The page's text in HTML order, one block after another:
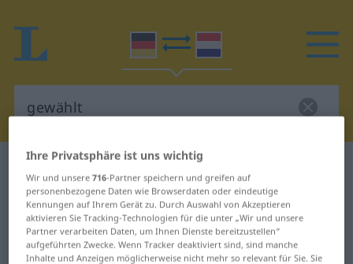
Deutsch-Niederländisch Wörterbuch
Deutsch-Niederländisch
Übersetzung für "gewählt"
Ihre Privatsphäre ist uns wichtig
Wir und unsere716-Partner speichern und greifen auf
personenbezogene Daten wie Browserdaten oder eindeutige
Kennungen auf Ihrem Gerät zu. Durch Auswahl von Akzeptieren
aktivieren Sie Tracking-Technologien für die unter „Wir und unsere
Partner verarbeiten Daten, um Ihnen Dienste bereitzustellen“
aufgeführten Zwecke. Wenn Tracker deaktiviert sind, sind manche
Inhalte und Anzeigen möglicherweise nicht mehr so relevant für Sie. Sie